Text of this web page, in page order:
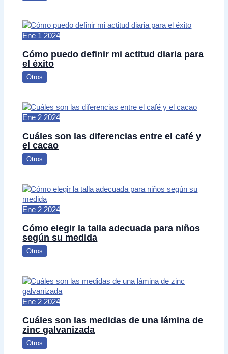
Ene 1 2024
Cómo puedo definir mi actitud diaria para
el éxito
Otros
Ene 2 2024
Cuáles son las diferencias entre el café y
el cacao
Otros
Ene 2 2024
Cómo elegir la talla adecuada para niños
según su medida
Otros
Ene 2 2024
Cuáles son las medidas de una lámina de
zinc galvanizada
Otros